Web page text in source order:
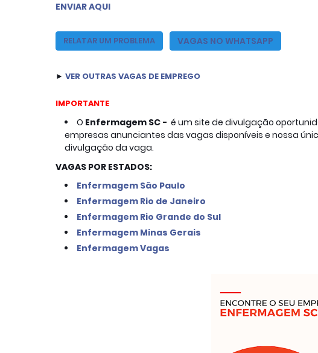
ENVIAR AQUI
RELATAR UM PROBLEMA VAGAS NO WHATSAPP
► VER OUTRAS VAGAS DE EMPREGO
IMPORTANTE
O Enfermagem SC - é um site de divulgação
empresas anunciantes das vagas disponíveis e nossa
divulgação da vaga.
VAGAS POR ESTADOS:
Enfermagem São Paulo
Enfermagem Rio de Janeiro
Enfermagem Rio Grande do Sul
Enfermagem Minas Gerais
Enfermagem Vagas